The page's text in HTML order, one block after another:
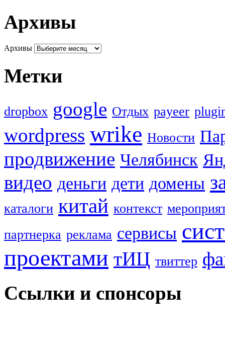
Архивы
Архивы
Метки
dropbox google Oтдых payeer
wordpress wrike Новости
продвижение Челябинск
видео деньги дети домены
каталоги китай контекст
партнерка реклама сервисы
проектами тИЦ твиттер
Ссылки и спонсоры